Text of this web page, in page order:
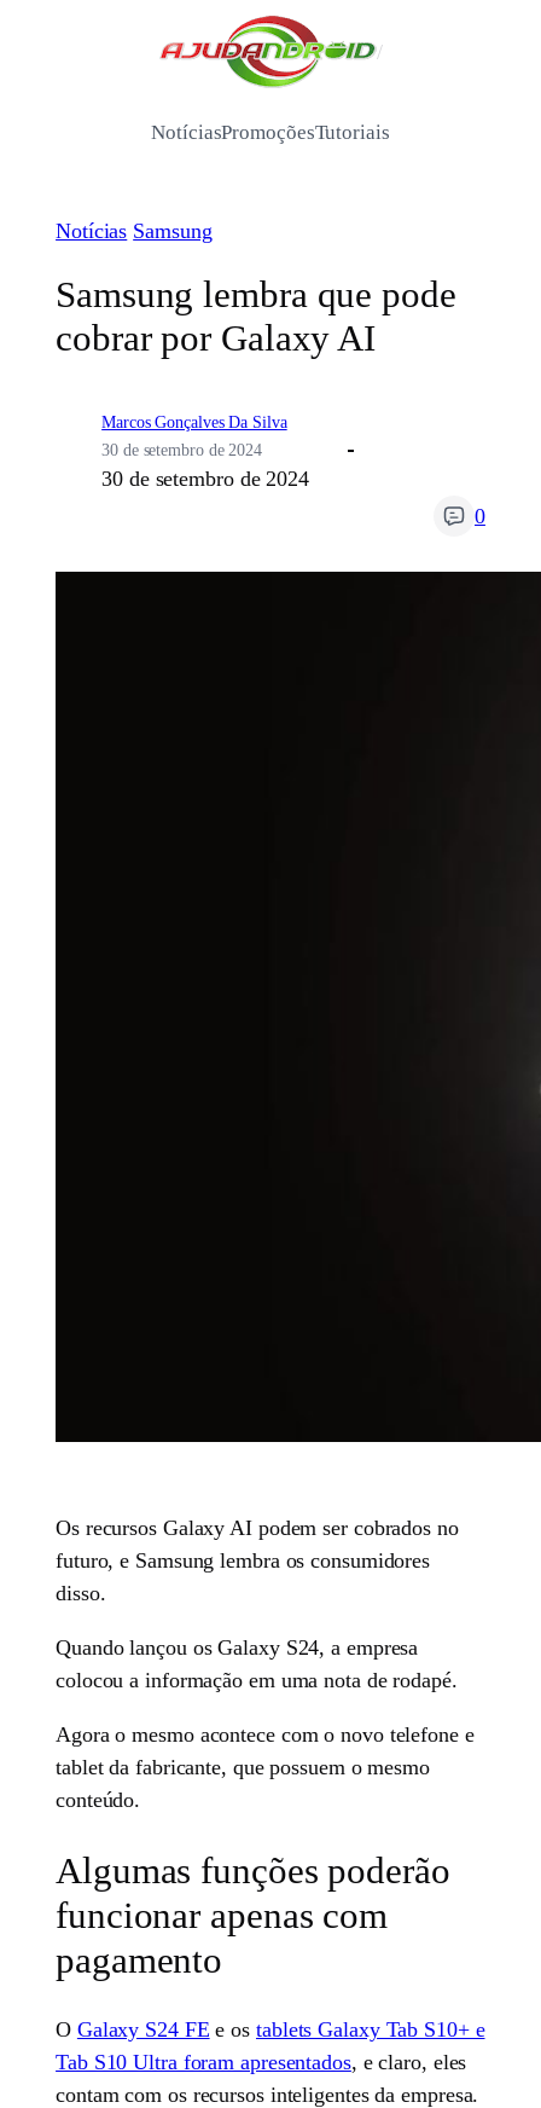
/
NotíciasPromoçõesTutoriais
Notícias Samsung
Samsung lembra que pode
cobrar por Galaxy AI
Marcos Gonçalves Da Silva
30 de setembro de 2024
30 de setembro de 2024
0
Os recursos Galaxy AI podem ser cobrados no
futuro, e Samsung lembra os consumidores
disso.
Quando lançou os Galaxy S24, a empresa
colocou a informação em uma nota de rodapé.
Agora o mesmo acontece com o novo telefone e
tablet da fabricante, que possuem o mesmo
conteúdo.
Algumas funções poderão
funcionar apenas com
pagamento
O Galaxy S24 FE e os tablets Galaxy Tab S10+ e
Tab S10 Ultra foram apresentados, e claro, eles
contam com os recursos inteligentes da empresa.